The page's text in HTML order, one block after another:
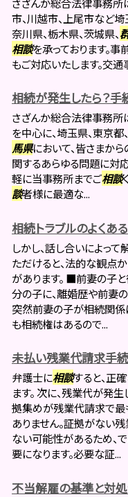
市、川越市、上尾市など
奈川県、栃木県、茨城県、
相談を承っております。
もご対応いたします。交
相続が発生したら？
さざんか総合法律事務所
を中心に、埼玉県、東京都
馬県において、皆さまから
関するあらゆる問題に対
軽に当事務所までご相談
談者様に最適な...
相続トラブルのよくあ
しかし、話し合いによっ
ただけると、法的な観点
があります。 ■前妻の子
分の子に、離婚歴や前妻
突然前妻の子が相続関係
も相続権はあるので...
未払い残業代請求手
弁護士に相談すると、正
ます。 次に、残業代が発
拠集めが残業代請求で最
ありません。証拠がない
ない可能性があるため、
要になります。必要な証...
不当解雇の基準と対